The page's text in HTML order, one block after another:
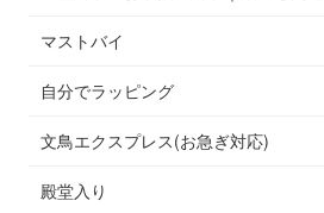
マストバイ
自分でラッピング
文鳥エクスプレス(お急ぎ対応)
殿堂入り